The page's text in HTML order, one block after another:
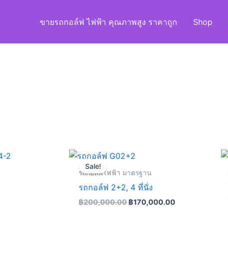
ขายรถกอล์ฟ ไฟฟ้า คุณภาพสูง ราคาถูก Shop
Sale!
รถกอล์ฟไฟฟ้า มาตรฐาน
รถกอล์ฟ 2+2, 4 ที่นั่ง
฿200,000.00
Original
was:
฿200,000.00.
฿170,000.00